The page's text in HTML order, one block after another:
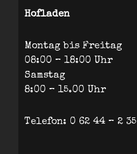
Hofladen
Montag bis Freitag
08:00 – 18:00 Uhr
Samstag
8:00 – 15.00 Uhr
Telefon: 0 62 44 – 2 35